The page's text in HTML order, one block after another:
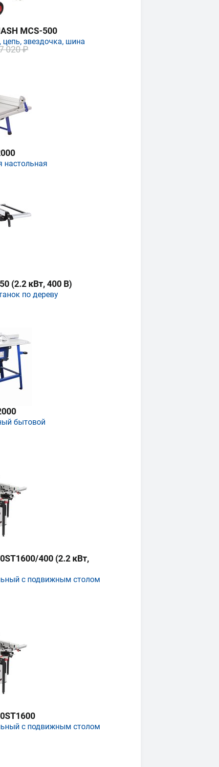
MCS-500
цепь, звездочка, шина
020 ₽
настольная
(2.2 кВт, 400 В)
по дереву
бытовой
400 (2.2 кВт,
с подвижным столом
с подвижным столом